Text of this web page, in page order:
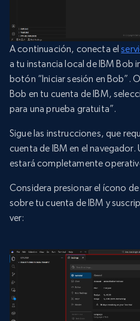
A continuación, conecta el
a tu instancia local de IBM Bob
botón “Iniciar sesión en Bob”.
Bob en tu cuenta de IBM,
para una prueba gratuita”.
Sigue las instrucciones, que
cuenta de IBM en el
estará completamente
Considera presionar el ícono
sobre tu cuenta de IBM y
ver: